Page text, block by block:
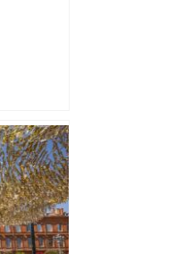
et c'est
ce